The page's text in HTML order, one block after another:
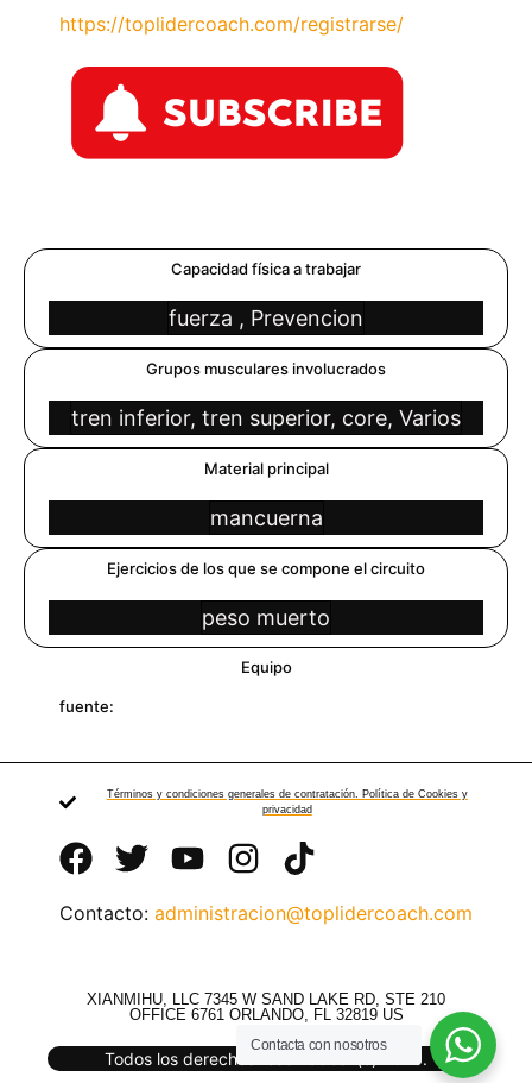
https://toplidercoach.com/registrarse/
Capacidad física a trabajar
fuerza , Prevencion
Grupos musculares involucrados
tren inferior, tren superior, core, Varios
Material principal
mancuerna
Ejercicios de los que se compone el circuito
peso muerto
Equipo
fuente:
Términos y condiciones generales de contratación. Política de Cookies y
privacidad
Contacto: administracion@toplidercoach.com
XIANMIHU, LLC 7345 W SAND LAKE RD, STE 210
OFFICE 6761 ORLANDO, FL 32819 US
Todos los derechos reservados. (c) 2025.
Contacta con nosotros